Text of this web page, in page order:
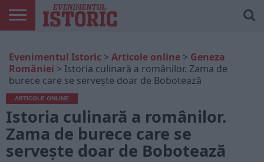
ONLINE
EDIȚII
TIPĂRITE
ISTORIC
PLAY
CONTUL
MEU
Evenimentul Istoric > Articole online > Geneza
României > Istoria culinară a românilor. Zama de
burece care se servește doar de Bobotează
ARTICOLE ONLINE
Istoria culinară a românilor.
Zama de burece care se
servește doar de Bobotează